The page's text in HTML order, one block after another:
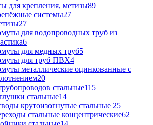
для крепления, метизы89
системы27
27
для водопроводных труб из
6
для медных труб5
для труб ПВХ4
металлические оцинкованные с
20
стальные115
стальные14
крутоизогнутые стальные 25
стальные концентрические62